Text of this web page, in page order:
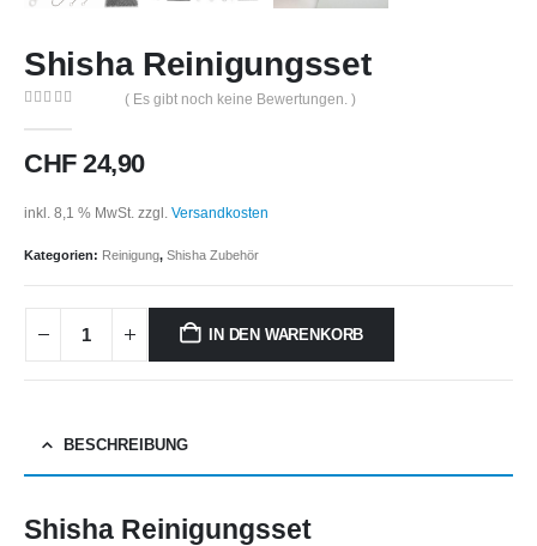
Shisha Reinigungsset
( Es gibt noch keine Bewertungen. )
CHF24,90
inkl. 8,1 % MwSt. zzgl. Versandkosten
Kategorien: Reinigung, Shisha Zubehör
IN DEN WARENKORB
BESCHREIBUNG
Shisha Reinigungsset